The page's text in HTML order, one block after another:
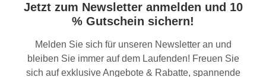
Jetzt zum Newsletter anmelden und 10
% Gutschein sichern!
Melden Sie sich für unseren Newsletter an und
bleiben Sie immer auf dem Laufenden! Freuen Sie
sich auf exklusive Angebote & Rabatte, spannende